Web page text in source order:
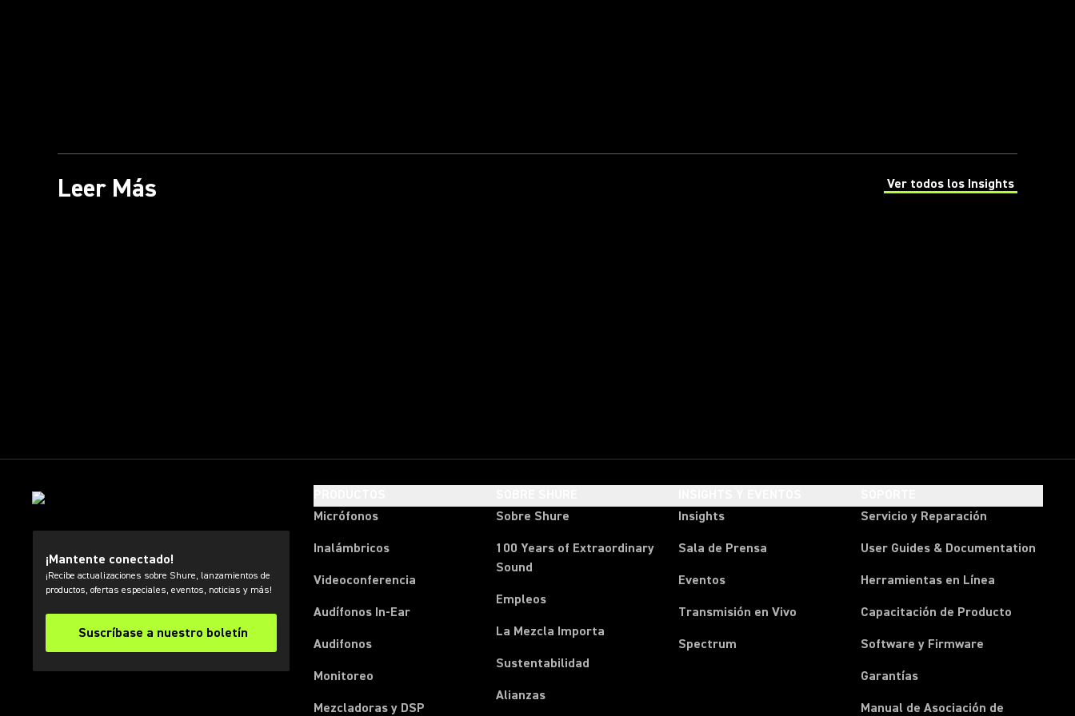
Leer Más Ver todos los Insights
(Opens in a new tab)
¡Mantente conectado!
¡Recibe actualizaciones sobre Shure, lanzamientos de
productos, ofertas especiales, eventos, noticias y más!
Suscríbase a nuestro boletín
Micrófonos
Inalámbricos
Videoconferencia
Audífonos In-Ear
Audifonos
Monitoreo
Mezcladoras y DSP
Sobre Shure
100 Years of Extraordinary
Sound
Empleos
La Mezcla Importa
Sustentabilidad
Alianzas
Insights
Sala de Prensa
Eventos
Transmisión en Vivo
Spectrum
Servicio y Reparación
User Guides & Documentation
Herramientas en Línea
Capacitación de Producto
Software y Firmware
Garantías
Manual de Asociación de